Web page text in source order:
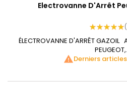
Electrovanne D'Arrêt
ÉLECTROVANNE D'ARRÊT GAZOIL
warningDerniers